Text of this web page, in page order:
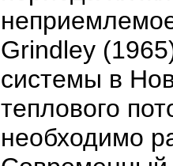
Grindley
системы в
теплового
необходимо